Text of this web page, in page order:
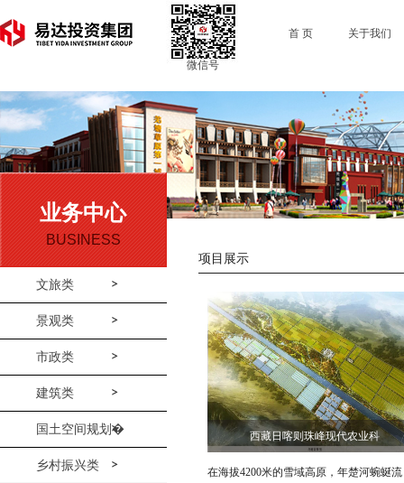
微信号
首 页 关于我们
业务中心
BUSINESS
文旅类
景观类
市政类
建筑类
国土空间规划�
乡村振兴类
项目展示
西藏日喀则珠峰现代农业科
在海拔4200米的雪域高原，年楚河蜿蜒流